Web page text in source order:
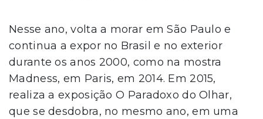
Nesse ano, volta a morar em São Paulo e
continua a expor no Brasil e no exterior
durante os anos 2000, como na mostra
Madness, em Paris, em 2014. Em 2015,
realiza a exposição O Paradoxo do Olhar,
que se desdobra, no mesmo ano, em uma